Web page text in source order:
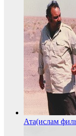
Ата(ислам